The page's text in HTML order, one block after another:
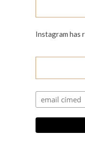
Instagram has